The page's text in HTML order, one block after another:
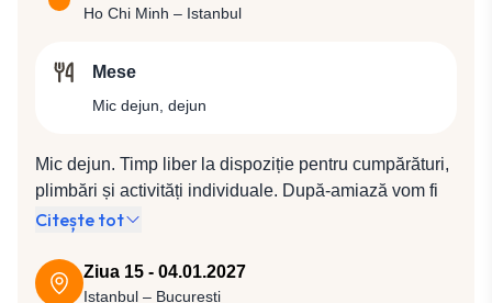
și fructe tropicale precum durianul, rambutanul, fructul
croazieră pe Mekong până la Vin Long, vizitând pe
colonială și un atelier de artizanat. Întoarcere la Ho
Hotel Grand Saigon 5* (sau similar 5*) camere senior
deluxe.
Ho Chi Minh – Istanbul
Mese
Mic dejun, dejun
Mic dejun. Timp liber la dispoziție pentru cumpărături,
plimbări și activități individuale. După-amiază vom fi
transferați la aeroportul din Ho Chi Minh pentru
zbor TK 163 (22:15 / 05:30).
Citește tot
Ziua 15 - 04.01.2027
Istanbul – București